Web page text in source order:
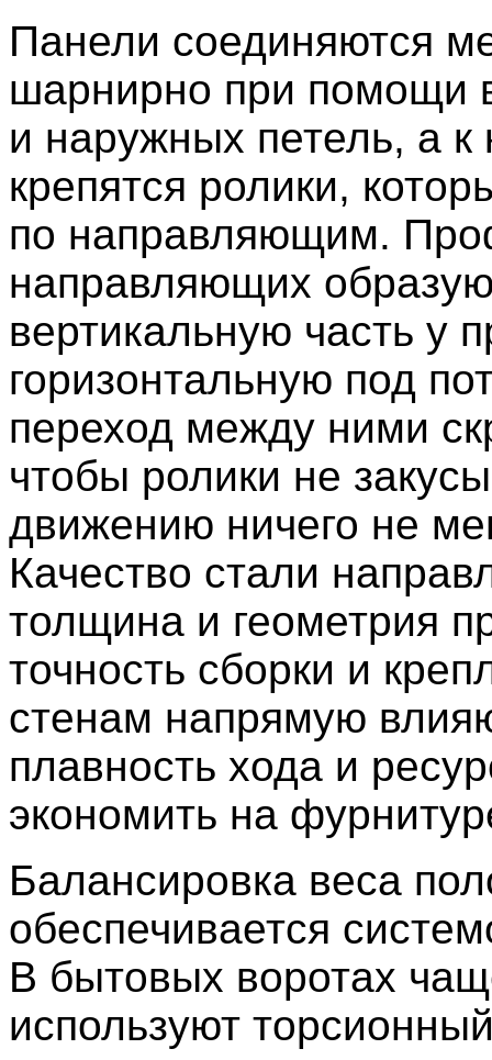
Панели соединяются
шарнирно при помощи
и наружных петель, а к
крепятся ролики,
по направляющим.
направляющих
вертикальную часть у
горизонтальную под
переход между ними
чтобы ролики не
движению ничего не
Качество стали
толщина и геометрия
точность сборки и
стенам напрямую
плавность хода и
экономить на
Балансировка веса
обеспечивается
В бытовых воротах
используют